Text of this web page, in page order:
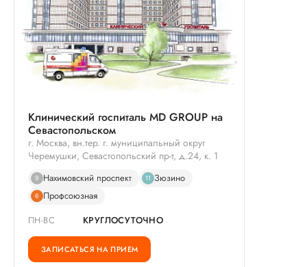
Клинический госпиталь MD GROUP на
Севастопольском
г. Москва, вн.тер. г. муниципальный округ
Черемушки, Севастопольский пр-т, д.24, к. 1
9 Нахимовский проспект 11 Зюзино
6
Профсоюзная
ПН-ВС
КРУГЛОСУТОЧНО
ЗАПИСАТЬСЯ НА ПРИЕМ